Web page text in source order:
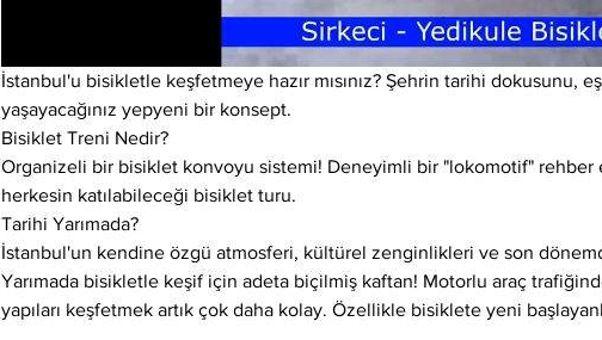
İstanbul'u bisikletle keşfetmeye hazır mısınız? Şehrin tarihi dokusunu,
yaşayacağınız yepyeni bir konsept.
Bisiklet Treni Nedir?
Organizeli bir bisiklet konvoyu sistemi! Deneyimli bir "lokomotif"
herkesin katılabileceği bisiklet turu.
Tarihi Yarımada?
İstanbul'un kendine özgü atmosferi, kültürel zenginlikleri ve son
Yarımada bisikletle keşif için adeta biçilmiş kaftan! Motorlu araç
yapıları keşfetmek artık çok daha kolay. Özellikle bisiklete yeni